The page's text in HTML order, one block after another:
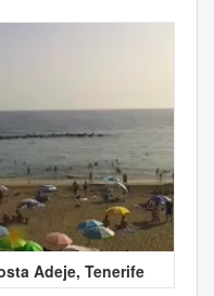
Adeje, Tenerife